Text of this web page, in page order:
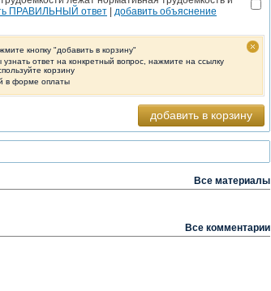
ПРАВИЛЬНЫЙ ответ добавить объяснение
кнопку "добавить в корзину"
узнать ответ на конкретный вопрос, нажмите на ссылку
корзину
в форме оплаты
добавить в корзину
Все материалы
Все комментарии